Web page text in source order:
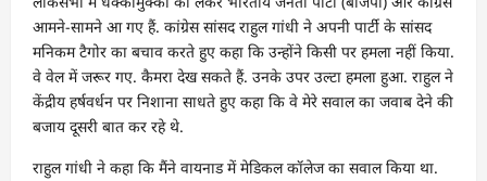
आमने-सामने आ गए हैं. कांग्रेस सांसद राहुल गांधी ने अपनी पार्टी के सांसद
मनिकम टैगोर का बचाव करते हुए कहा कि उन्होंने किसी पर हमला नहीं किया.
वे वेल में जरूर गए. कैमरा देख सकते हैं. उनके उपर उल्टा हमला हुआ. राहुल ने
केंद्रीय हर्षवर्धन पर निशाना साधते हुए कहा कि वे मेरे सवाल का जवाब देने की
बजाय दूसरी बात कर रहे थे.
राहुल गांधी ने कहा कि मैंने वायनाड में मेडिकल कॉलेज का सवाल किया था.